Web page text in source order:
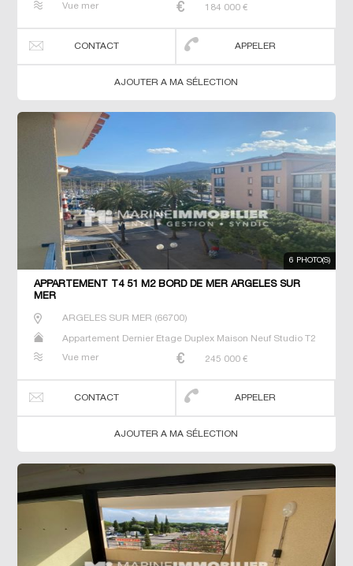
Vue mer
184 000 €
CONTACT APPELER
AJOUTER A MA SÉLECTION
6 PHOTO(S)
APPARTEMENT T4 51 M2 BORD DE MER ARGELES SUR
MER
ARGELES SUR MER (66700)
Appartement Dernier Etage Duplex Maison Neuf Studio T2
Vue mer
245 000 €
CONTACT APPELER
AJOUTER A MA SÉLECTION